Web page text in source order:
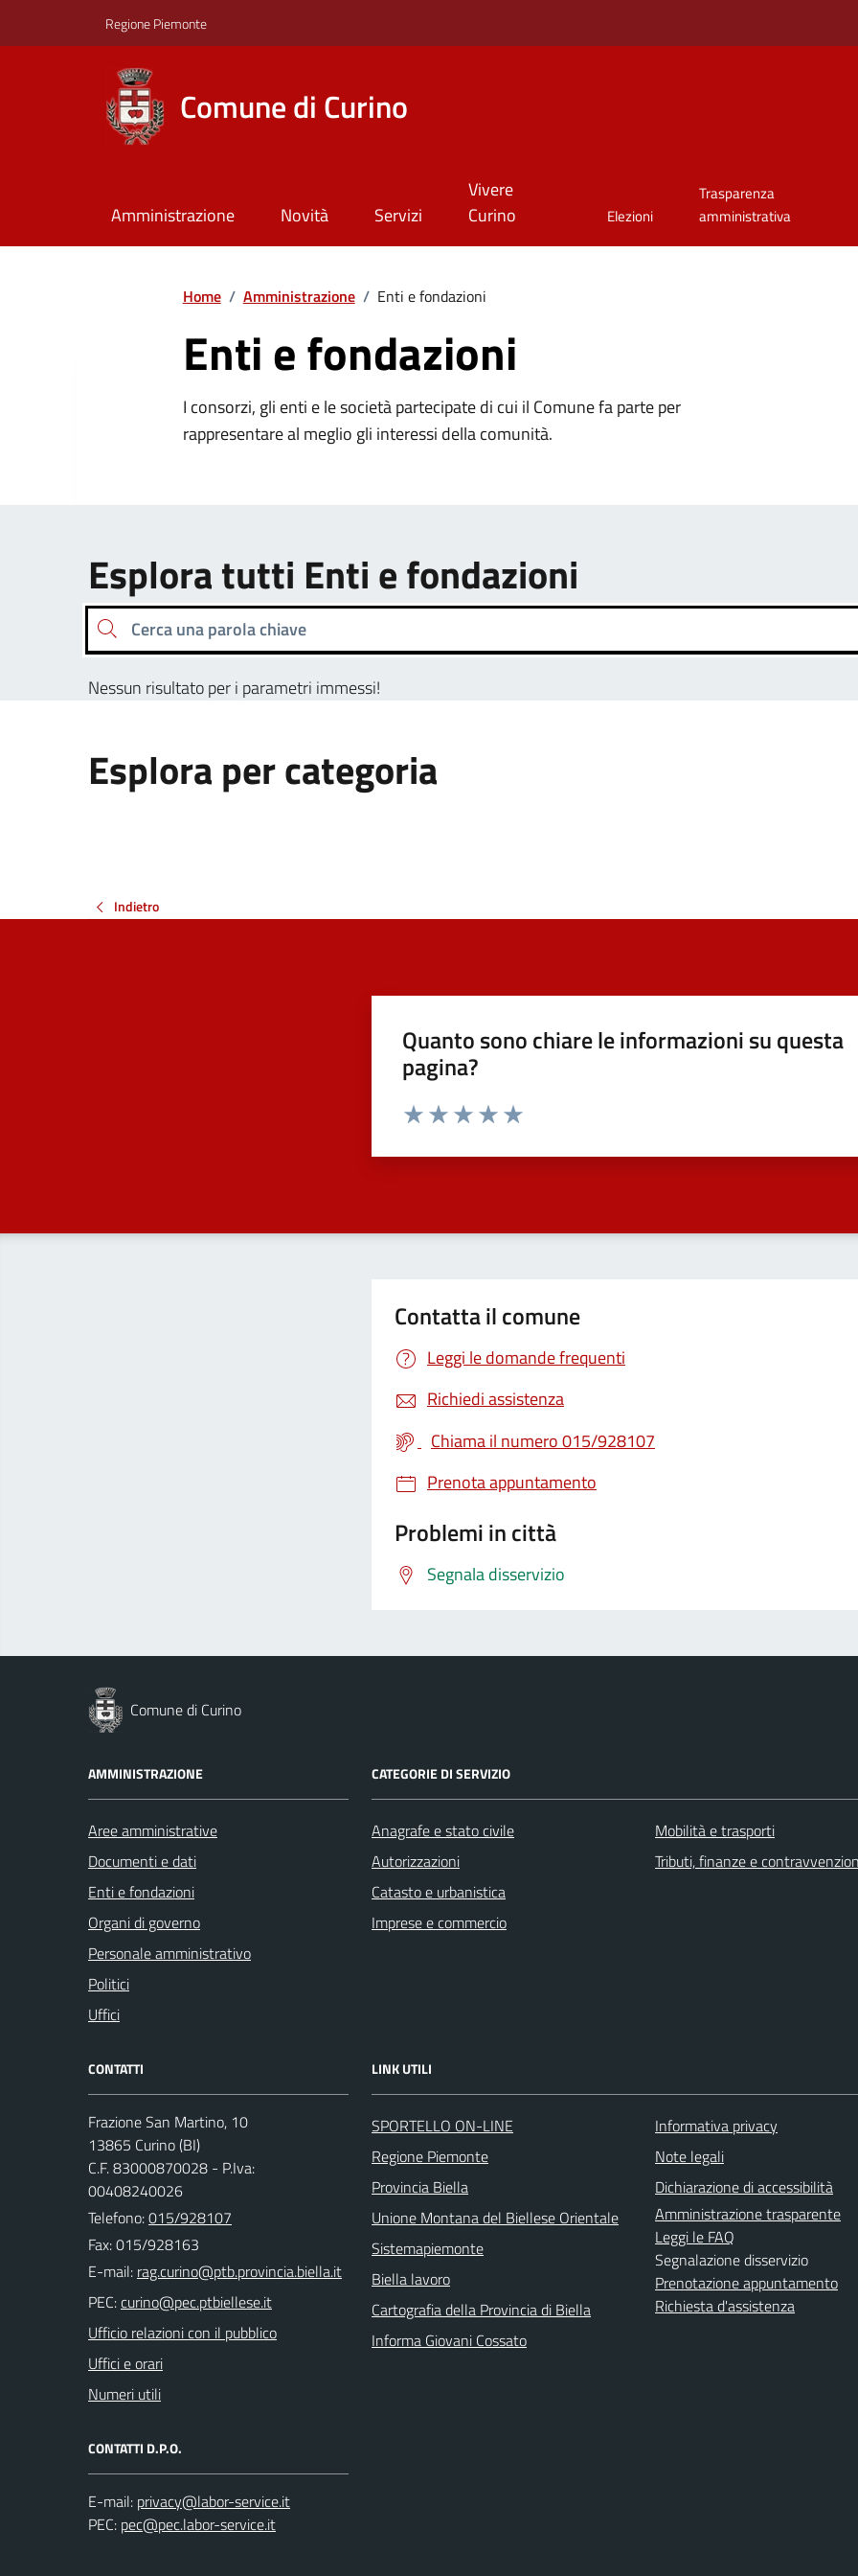
Regione Piemonte
Comune di Curino
Amministrazione Novità Servizi
Vivere
Curino
Elezioni
Trasparenza
amministrativa
Home / Amministrazione / Enti e fondazioni
Enti e fondazioni
I consorzi, gli enti e le società partecipate di cui il Comune fa parte per
rappresentare al meglio gli interessi della comunità.
Esplora tutti Enti e fondazioni
Cerca una parola chiave
Nessun risultato per i parametri immessi!
Esplora per categoria
Indietro
Quanto sono chiare le informazioni su questa
pagina?
Valuta da 1 a 5 stelle la pagina
Contatta il comune
Leggi le domande frequenti
Richiedi assistenza
Chiama il numero 015/928107
Prenota appuntamento
Problemi in città
Segnala disservizio
Comune di Curino
AMMINISTRAZIONE
Aree amministrative
Documenti e dati
Enti e fondazioni
Organi di governo
Personale amministrativo
Politici
Uffici
CATEGORIE DI SERVIZIO
Anagrafe e stato civile
Autorizzazioni
Catasto e urbanistica
Imprese e commercio
Mobilità e trasporti
Tributi, finanze e
CONTATTI
Frazione San Martino, 10
13865 Curino (BI)
C.F. 83000870028 - P.Iva:
00408240026
Telefono:015/928107
Fax: 015/928163
E-mail:
PEC:
Ufficio relazioni con il pubblico
Uffici e orari
Numeri utili
CONTATTI D.P.O.
E-mail:
PEC:
LINK UTILI
SPORTELLO ON-LINE
Regione Piemonte
Provincia Biella
Unione Montana del Biellese Orientale
Sistemapiemonte
Biella lavoro
Cartografia della Provincia di Biella
Informa Giovani Cossato
Informativa privacy
Note legali
Dichiarazione di accessibilità
Amministrazione trasparente
Leggi le FAQ
Segnalazione disservizio
Prenotazione appuntamento
Richiesta d'assistenza